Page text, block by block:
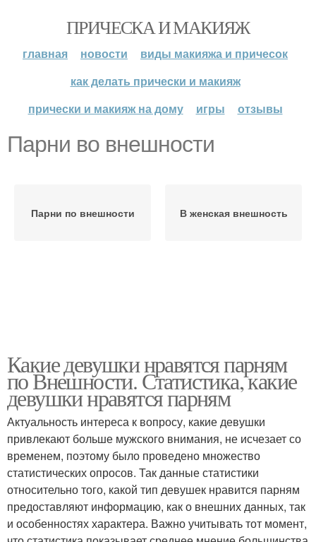
ПРИЧЕСКА И МАКИЯЖ
главная новости
виды макияжа и причесок
как делать прически и макияж
прически и макияж на дому
игры отзывы
Парни во внешности
Парни по внешности В женская внешность
Какие девушки нравятся парням
по Внешности. Статистика, какие
девушки нравятся парням
Актуальность интереса к вопросу, какие девушки
привлекают больше мужского внимания, не исчезает со
временем, поэтому было проведено множество
статистических опросов. Так данные статистики
относительно того, какой тип девушек нравится парням
предоставляют информацию, как о внешних данных, так
и особенностях характера. Важно учитывать тот момент,